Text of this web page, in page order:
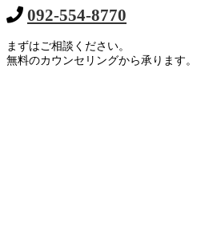
092-554-8770
まずはご相談ください。
無料のカウンセリングから承ります。